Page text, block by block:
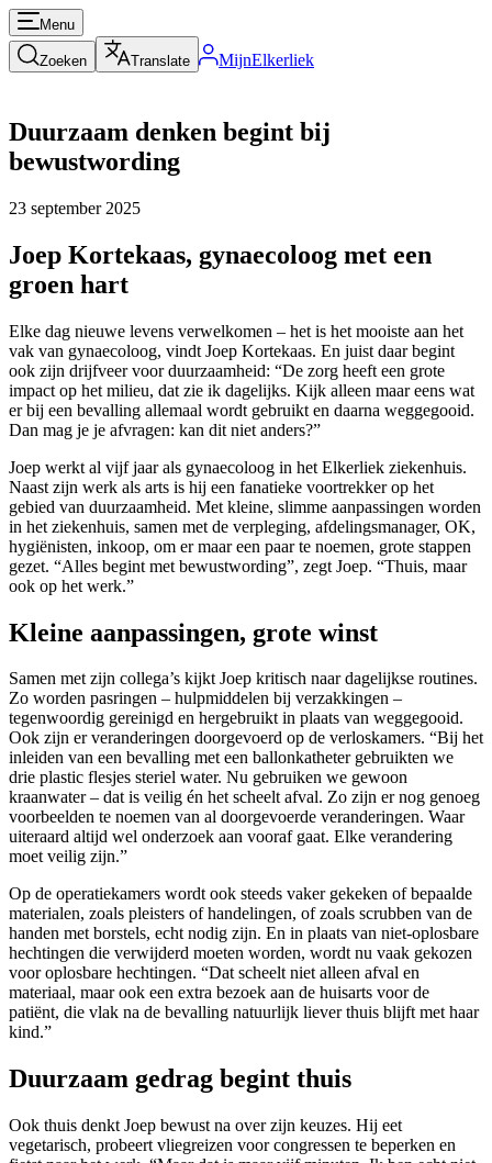
Menu
Zoeken Translate MijnElkerliek
Duurzaam denken begint bij
bewustwording
23 september 2025
Joep Kortekaas, gynaecoloog met een
groen hart
Elke dag nieuwe levens verwelkomen – het is het mooiste aan het
vak van gynaecoloog, vindt Joep Kortekaas. En juist daar begint
ook zijn drijfveer voor duurzaamheid: “De zorg heeft een grote
impact op het milieu, dat zie ik dagelijks. Kijk alleen maar eens wat
er bij een bevalling allemaal wordt gebruikt en daarna weggegooid.
Dan mag je je afvragen: kan dit niet anders?”
Joep werkt al vijf jaar als gynaecoloog in het Elkerliek ziekenhuis.
Naast zijn werk als arts is hij een fanatieke voortrekker op het
gebied van duurzaamheid. Met kleine, slimme aanpassingen worden
in het ziekenhuis, samen met de verpleging, afdelingsmanager, OK,
hygiënisten, inkoop, om er maar een paar te noemen, grote stappen
gezet. “Alles begint met bewustwording”, zegt Joep. “Thuis, maar
ook op het werk.”
Kleine aanpassingen, grote winst
Samen met zijn collega’s kijkt Joep kritisch naar dagelijkse routines.
Zo worden pasringen – hulpmiddelen bij verzakkingen –
tegenwoordig gereinigd en hergebruikt in plaats van weggegooid.
Ook zijn er veranderingen doorgevoerd op de verloskamers. “Bij het
inleiden van een bevalling met een ballonkatheter gebruikten we
drie plastic flesjes steriel water. Nu gebruiken we gewoon
kraanwater – dat is veilig én het scheelt afval. Zo zijn er nog genoeg
voorbeelden te noemen van al doorgevoerde veranderingen. Waar
uiteraard altijd wel onderzoek aan vooraf gaat. Elke verandering
moet veilig zijn.”
Op de operatiekamers wordt ook steeds vaker gekeken of bepaalde
materialen, zoals pleisters of handelingen, of zoals scrubben van de
handen met borstels, echt nodig zijn. En in plaats van niet-oplosbare
hechtingen die verwijderd moeten worden, wordt nu vaak gekozen
voor oplosbare hechtingen. “Dat scheelt niet alleen afval en
materiaal, maar ook een extra bezoek aan de huisarts voor de
patiënt, die vlak na de bevalling natuurlijk liever thuis blijft met haar
kind.”
Duurzaam gedrag begint thuis
Ook thuis denkt Joep bewust na over zijn keuzes. Hij eet
vegetarisch, probeert vliegreizen voor congressen te beperken en